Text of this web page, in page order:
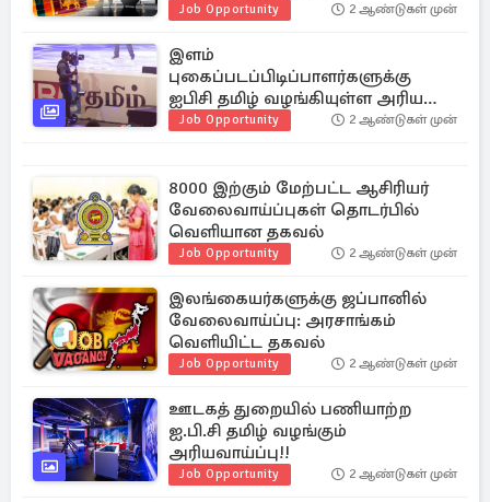
Job Opportunity 2 ஆண்டுகள் முன்
இளம்
புகைப்படப்பிடிப்பாளர்களுக்கு
ஐபிசி தமிழ் வழங்கியுள்ள அரிய
வாய்ப்பு
Job Opportunity 2 ஆண்டுகள் முன்
8000 இற்கும் மேற்பட்ட ஆசிரியர்
வேலைவாய்ப்புகள் தொடர்பில்
வெளியான தகவல்
Job Opportunity 2 ஆண்டுகள் முன்
இலங்கையர்களுக்கு ஜப்பானில்
வேலைவாய்ப்பு: அரசாங்கம்
வெளியிட்ட தகவல்
Job Opportunity 2 ஆண்டுகள் முன்
ஊடகத் துறையில் பணியாற்ற
ஐ.பி.சி தமிழ் வழங்கும்
அரியவாய்ப்பு!!
Job Opportunity 2 ஆண்டுகள் முன்